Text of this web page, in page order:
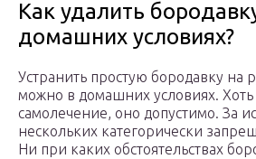
Как удалить
домашних условиях?
Устранить простую бородавку на
можно в домашних условиях. Хоть
самолечение, оно допустимо. За
нескольких категорически
Ни при каких обстоятельствах